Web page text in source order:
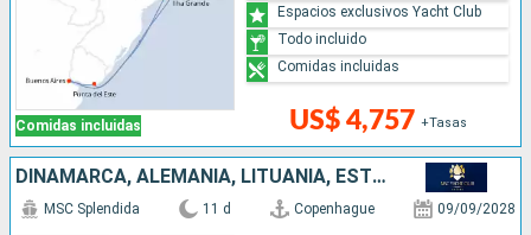
Comidas incluidas US$ 4,757 +Tasas
Espacios exclusivos Yacht Club
Todo incluido
Comidas incluidas
DINAMARCA, ALEMANIA, LITUANIA, ESTONIA, FINLANDIA, SUECIA
MSC Splendida 11 d Copenhague 09/09/2028